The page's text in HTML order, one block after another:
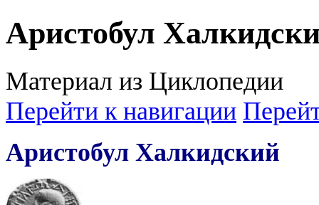
Аристобул
Материал из Циклопедии
Перейти к навигации
Аристобул Халкидский